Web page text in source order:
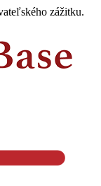
zážitku.